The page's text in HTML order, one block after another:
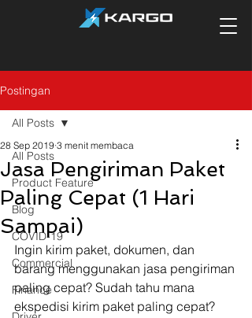
Postingan
All Posts
Product Feature
Blog
COVID-19
Commercial
Finance
All Posts
Jasa Pengiriman Paket
Paling Cepat (1 Hari
Sampai)
28 Sep 2019 3 menit membaca
Ingin kirim paket, dokumen, dan
barang menggunakan jasa pengiriman
paling cepat? Sudah tahu mana
ekspedisi kirim paket paling cepat?